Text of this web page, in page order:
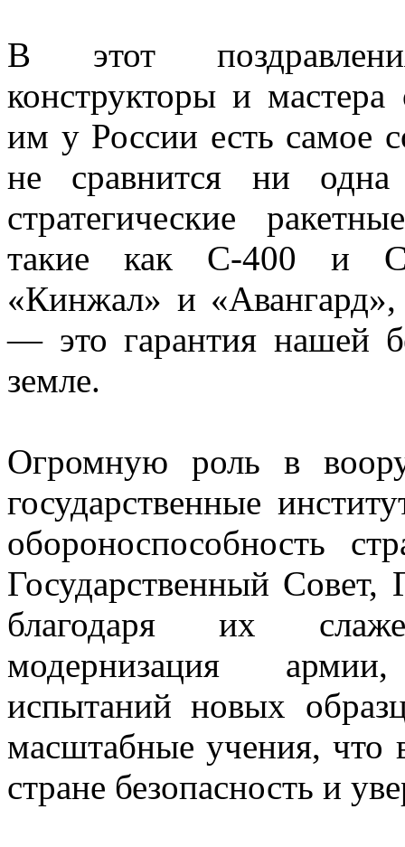
В этот
конструкторы и мастера
им у России есть самое
не сравнится ни
стратегические
такие как С-400 и С-
«Кинжал» и
— это гарантия нашей
земле.
Огромную роль в
государственные
обороноспособность
Государственный
благодаря их
модернизация
испытаний новых
масштабные учения, что
стране безопасность и